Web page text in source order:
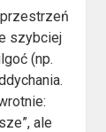
szybciej
(np.
ale